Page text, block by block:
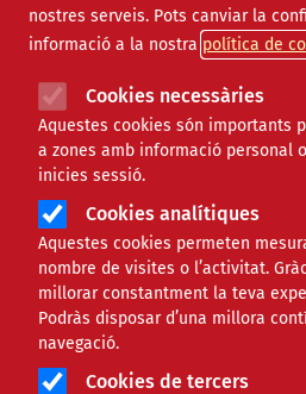
nostres serveis. Pots canviar la
informació a la nostra política de
Cookies necessàries
Aquestes cookies són importants
a zones amb informació personal
inicies sessió.
Cookies analítiques
Aquestes cookies permeten
nombre de visites o l’activitat.
millorar constantment la teva
Podràs disposar d’una millora
navegació.
Cookies de tercers
Tots | Econòmic | Jurídic |
Formació | Finançament |
Ofertes de feina
Webinars
Àmbit
Passos inicials
cap a la
salarial al tercer